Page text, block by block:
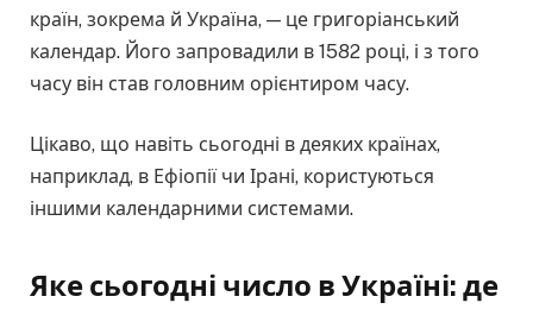
країн, зокрема й Україна, — це григоріанський
календар. Його запровадили в 1582 році, і з того
часу він став головним орієнтиром часу.
Цікаво, що навіть сьогодні в деяких країнах,
наприклад, в Ефіопії чи Ірані, користуються
іншими календарними системами.
Яке сьогодні число в Україні: де